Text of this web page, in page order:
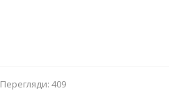
Перегляди: 409